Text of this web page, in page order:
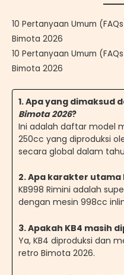
10 Pertanyaan Umum
Bimota 2026
10 Pertanyaan Umum
Bimota 2026
1.Apa yang dimaksud
Bimota 2026?
Ini adalah daftar model
250cc yang diproduksi
secara global dalam
2.Apa karakter utama
KB998 Rimini adalah
dengan mesin 998cc
3.Apakah KB4 masih
Ya, KB4 diproduksi dan
retro Bimota 2026.